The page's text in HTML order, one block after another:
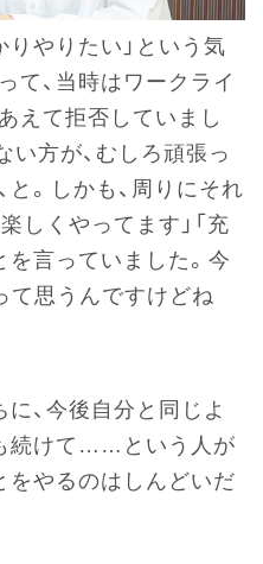
やりたい」という気
て、当時はワークライ
えて拒否していまし
い方が、むしろ頑張っ
。しかも、周りにそれ
しくやってます」「充
を言っていました。今
て思うんですけどね
、今後自分と同じよ
続けて……という人が
をやるのはしんどいだ